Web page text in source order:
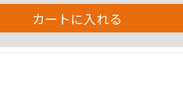
カートに入れる